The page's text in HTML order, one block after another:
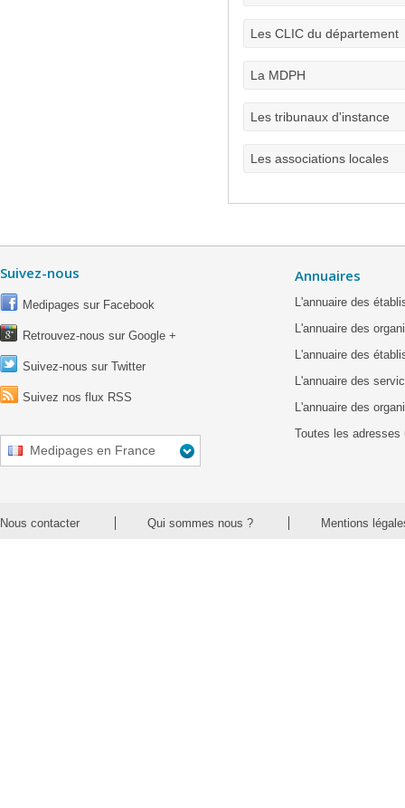
Les CLIC du département
La MDPH
Les tribunaux d'instance
Les associations locales
Suivez-nous
Medipages sur Facebook
Retrouvez-nous sur Google +
Suivez-nous sur Twitter
Suivez nos flux RSS
Medipages en France
Annuaires
L'annuaire des
L'annuaire des
L'annuaire des
L'annuaire des
L'annuaire des
Toutes les adresses
Nous contacter Qui sommes nous ? Mentions